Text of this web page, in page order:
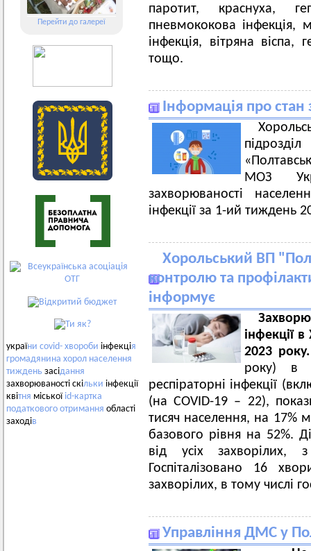
Перейти до галереї
україни covid- хвороби інфекція
громадянина хорол населення
тиждень засідання
захворюваності скільки інфекції
квітня міської id-картка
податкового отримання області
заходів
паротит, краснуха,
пневмококова інфекція,
інфекція, вітряна віспа,
тощо.
Інформація про стан
МОЗ
захворюваності
інфекції за 1-ий тиждень
Хорольський ВП
контролю та
інформує
інфекції
2023
року)
респіраторні інфекції
(на COVID-19 – 22),
тисяч населення, на
базового рівня на 52%.
від усіх захворілих,
Госпіталізовано 16
захворілих, в тому числі
Управління ДМС у